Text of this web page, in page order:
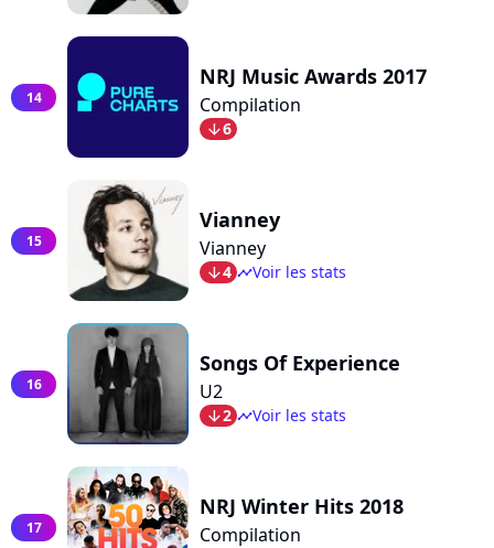
14
NRJ Music Awards 2017
Compilation
arrow_bot6
15
Vianney
Vianney
arrow_bot4 timelineVoir les stats
16
Songs Of Experience
U2
arrow_bot2 timelineVoir les stats
17
NRJ Winter Hits 2018
Compilation